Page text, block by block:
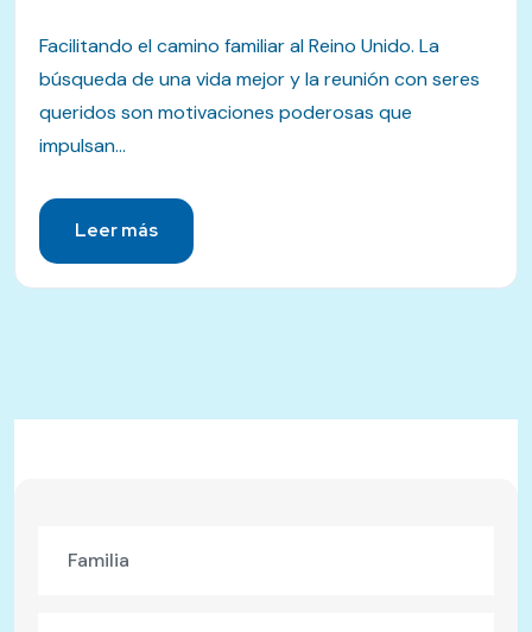
Facilitando el camino familiar al Reino Unido. La
búsqueda de una vida mejor y la reunión con seres
queridos son motivaciones poderosas que
impulsan...
Leer más
Familia